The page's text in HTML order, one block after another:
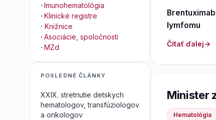
lymfomu
Čítať ďalej
Minister
Hematológia
· Imunohematológia
· Klinické registre
· Knižnice
· Asociácie, spoločnosti
· MZd
POSLEDNÉ ČLÁNKY
XXIX. stretnutie detskych
hematologov, transfúziologov
a onkologov